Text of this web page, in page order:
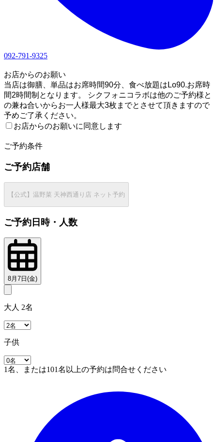
092-791-9325
お店からのお願い
当店は御膳、単品はお席時間90分、食べ放題はLo90.お席時
間2時間制となります。 シクフォニコラボは他のご予約様と
の兼ね合いからお一人様最大3枚までとさせて頂きますので
予めご了承ください。
お店からのお願いに同意します
ご予約条件
ご予約店舗
【公式】温野菜 天神西通り店 ネット予約
ご予約日時・人数
8月7日(金)
大人 2名
子供
1名、または101名以上の予約は問合せください